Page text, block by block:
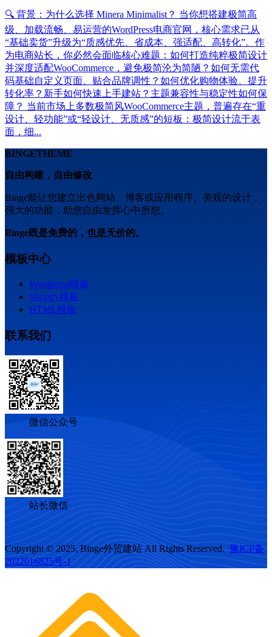
🔍 背景：为什么选择 Minera Minimalist？ 当你想搭建极简高
级、加载流畅、易运营的WordPress电商官网，核心需求已从
“基础卖货”升级为“质感优先、省成本、强适配、高转化”。作
为电商站长，你必然会面临核心难题：如何打造纯粹极简设计
并深度适配WooCommerce，避免极简沦为简陋？如何无需代
码基础自定义页面、贴合品牌调性？如何优化购物体验、提升
转化率？新手如何快速上手建站？主题兼容性与稳定性如何保
障？ 当前市场上多数极简风WooCommerce主题，普遍存在“重
设计、轻功能”或“轻设计、无质感”的短板：极简设计流于表
面，细...
BINGETHEME
自由构建，自由修改
Binge能让您建立出色网站、博客或应用程序。美观的设计，
强大的功能，助您自由发挥心中所想。
Binge既是免费的，也是无价的。
模板中心
Wordpress模板
Shopify模板
HTML模板
联系我们
微信公众号
站长微信
Copyright © 2025, Binge外贸建站 All Rights Reserved. 豫ICP备
2022016825号-1